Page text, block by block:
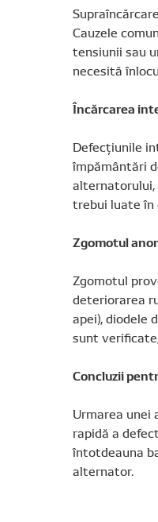
Cauzele
tensiunii sau
necesită
Încărcarea
Defecțiunile
împământări
alternatorului,
trebui luate în
Zgomotul
Zgomotul
deteriorarea
apei), diodele
sunt
Concluzii
Urmarea unei
rapidă a
întotdeauna
alternator.